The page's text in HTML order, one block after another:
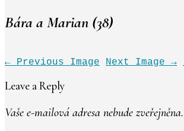
Bára a Marian (38)
← Previous Image Next Image →
Leave a Reply
Vaše e-mailová adresa nebude zveřejněna.